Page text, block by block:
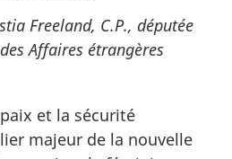
Freeland, C.P., députée
Affaires étrangères
et la sécurité
majeur de la nouvelle